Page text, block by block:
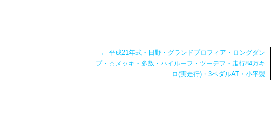
← 平成21年式・日野・グランドプロフィア・ロングダン
プ・☆メッキ・多数・ハイルーフ・ツーデフ・走行84万キ
ロ(実走行)・3ペダルAT・小平製